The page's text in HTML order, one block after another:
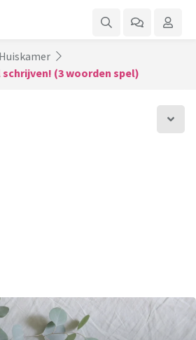
Huiskamer
(3 woorden spel)